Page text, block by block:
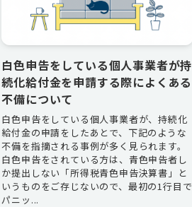
白色申告をしている個人事業者が持
続化給付金を申請する際によくある
不備について
白色申告をしている個人事業者が、持続化
給付金の申請をしたあとで、下記のような
不備を指摘される事例が多く見られます。
白色申告をされている方は、青色申告者し
か提出しない「所得税青色申告決算書」と
いうものをご存じないので、最初の1行目で
パニッ...